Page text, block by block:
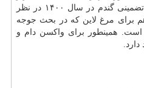
میلیارد تومان اعتبار برای خرید تضمینی گندم در سال ۱۴۰۰ در نظر
برای مرغ لاین که در بحث جوجه
همینطور برای واکسن دام و
دارد.